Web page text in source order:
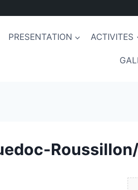
PRESENTATION ACTIVITES